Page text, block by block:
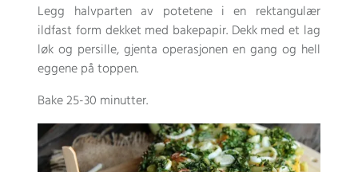
Legg halvparten av potetene i en rektangulær
ildfast form dekket med bakepapir. Dekk med et lag
løk og persille, gjenta operasjonen en gang og hell
eggene på toppen.
Bake 25-30 minutter.